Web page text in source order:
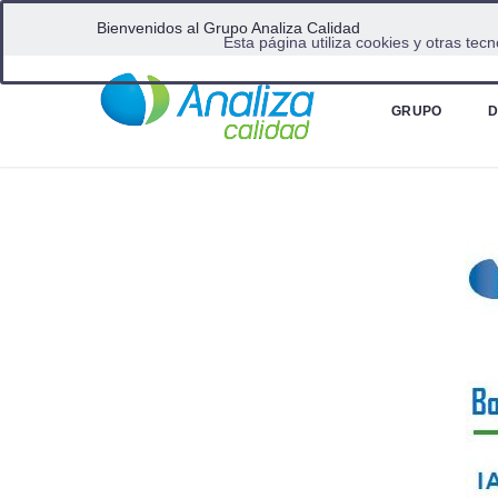
Bienvenidos al Grupo Analiza Calidad
GRUPO
Home
Esta página utiliza cookies y otras